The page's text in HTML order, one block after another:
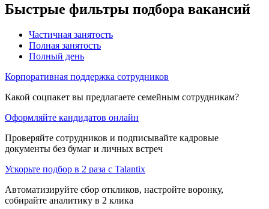
Быстрые фильтры подбора вакансий
Частичная занятость
Полная занятость
Полный день
Корпоративная поддержка сотрудников
Какой соцпакет вы предлагаете семейным сотрудникам?
Оформляйте кандидатов онлайн
Проверяйте сотрудников и подписывайте кадровые
документы без бумаг и личных встреч
Ускорьте подбор в 2 раза с Talantix
Автоматизируйте сбор откликов, настройте воронку,
собирайте аналитику в 2 клика